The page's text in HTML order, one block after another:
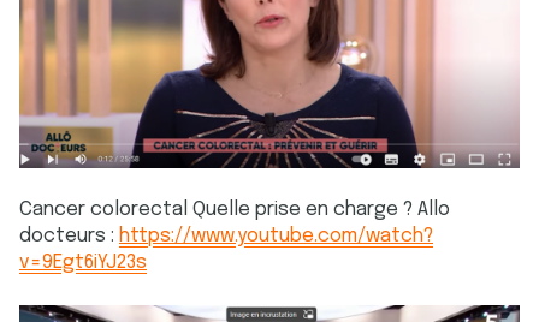
Cancer colorectal Quelle prise en charge ? Allo
docteurs : https://www.youtube.com/watch?
v=9Egt6iYJ23s